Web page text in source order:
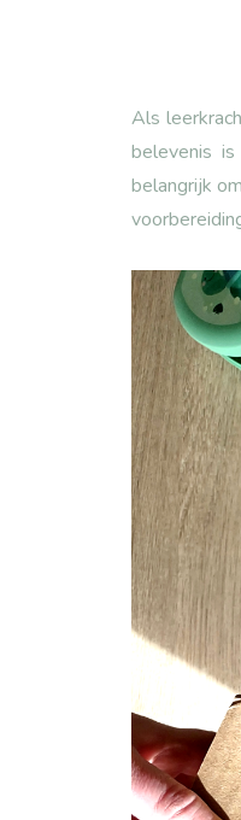
Als
belevenis
belangrijk